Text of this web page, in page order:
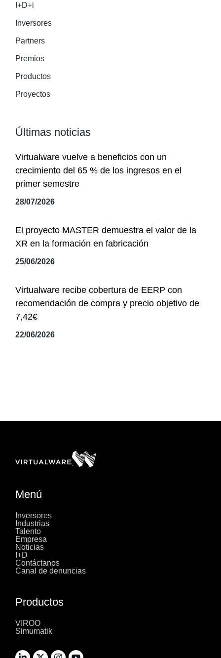
I+D+i
Inversores
Partners
Premios
Productos
Proyectos
Últimas noticias
Virtualware vuelve a beneficios con un
crecimiento del 65 % de los ingresos en el
primer semestre
28/07/2026
El proyecto MASTER demuestra el valor de la
XR en la formación en fabricación
25/06/2026
Virtualware recibe cobertura de EERP con
recomendación de compra y precio objetivo de
7,42€
22/06/2026
Menú
Inversores
Industrias
Talento
Empresa
Noticias
I+D
Contáctanos
Canal de denuncias
Productos
VIROO
Simumatik